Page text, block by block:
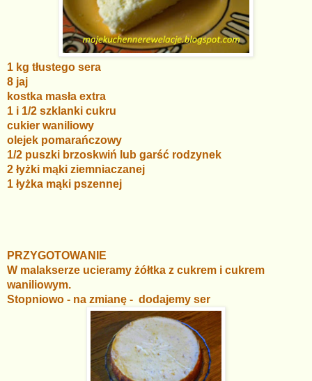
1 kg tłustego sera
8 jaj
kostka masła extra
1 i 1/2 szklanki cukru
cukier waniliowy
olejek pomarańczowy
1/2 puszki brzoskwiń lub garść rodzynek
2 łyżki mąki ziemniaczanej
1 łyżka mąki pszennej
PRZYGOTOWANIE
W malakserze ucieramy żółtka z cukrem i cukrem
waniliowym.
Stopniowo - na zmianę - dodajemy ser